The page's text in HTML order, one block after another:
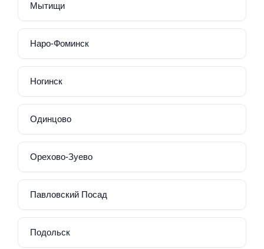
Мытищи
Наро-Фоминск
Ногинск
Одинцово
Орехово-Зуево
Павловский Посад
Подольск